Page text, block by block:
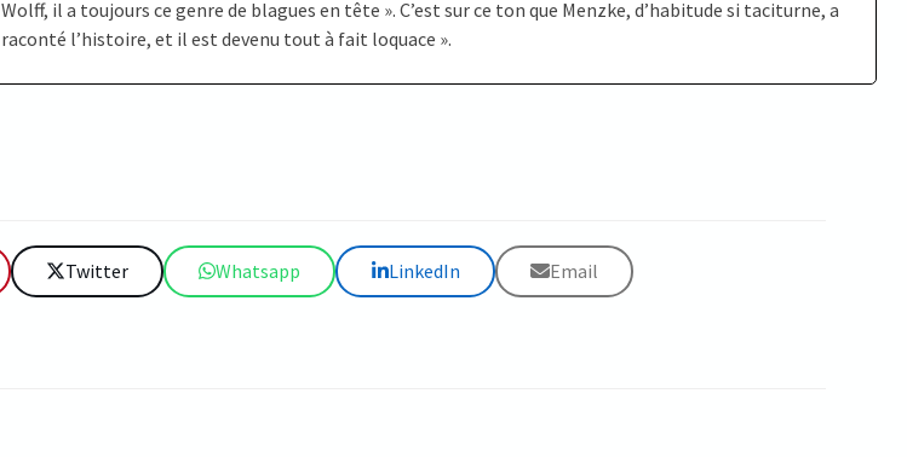
Wolff, il a toujours ce genre de blagues en tête ». C’est sur ce ton que Menzke, d’habitude si taciturne, a
raconté l’histoire, et il est devenu tout à fait loquace ».
Twitter Whatsapp LinkedIn Email